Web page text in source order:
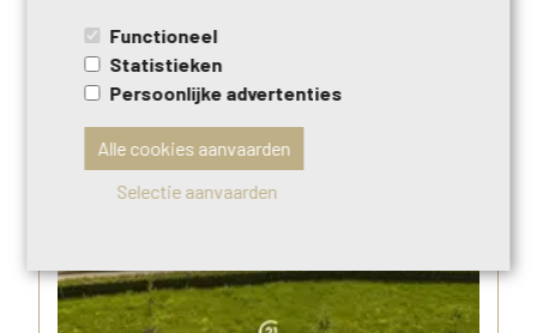
Functioneel
Statistieken
Persoonlijke advertenties
Alle cookies aanvaarden
Selectie aanvaarden